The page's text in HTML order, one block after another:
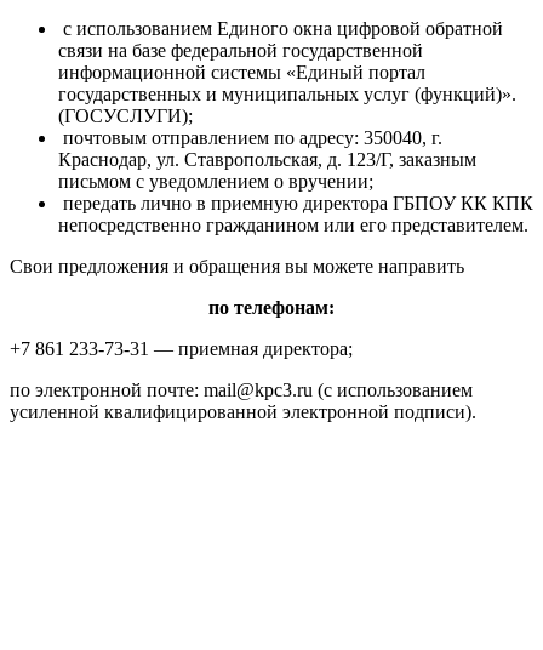
с использованием Единого окна цифровой обратной
связи на базе федеральной государственной
информационной системы «Единый портал
государственных и муниципальных услуг (функций)».
(ГОСУСЛУГИ);
почтовым отправлением по адресу: 350040, г.
Краснодар, ул. Ставропольская, д. 123/Г, заказным
письмом с уведомлением о вручении;
передать лично в приемную директора ГБПОУ КК КПК
непосредственно гражданином или его представителем.
Свои предложения и обращения вы можете направить
по телефонам:
+7 861 233-73-31 — приемная директора;
по электронной почте: mail@kpc3.ru (с использованием
усиленной квалифицированной электронной подписи).